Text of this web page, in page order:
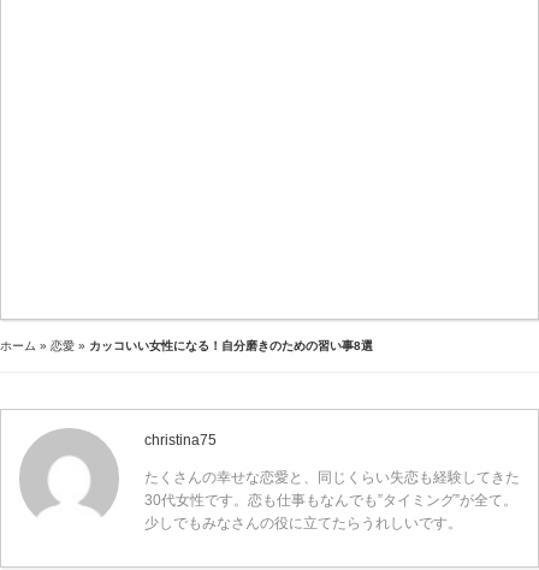
ホーム » 恋愛 » カッコいい女性になる！自分磨きのための習い事8選
christina75
たくさんの幸せな恋愛と、同じくらい失恋も経験してきた
30代女性です。恋も仕事もなんでも”タイミング”が全て。
少しでもみなさんの役に立てたらうれしいです。